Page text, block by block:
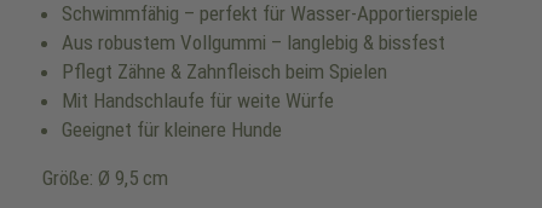
Schwimmfähig – perfekt für Wasser-Apportierspiele
Aus robustem Vollgummi – langlebig & bissfest
Pflegt Zähne & Zahnfleisch beim Spielen
Mit Handschlaufe für weite Würfe
Geeignet für kleinere Hunde
Größe: Ø 9,5 cm